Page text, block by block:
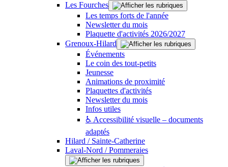
Les Fourches
Les temps forts de l'année
Newsletter du mois
Plaquette d'activités 2026/2027
Grenoux-Hilard
Événements
Le coin des tout-petits
Jeunesse
Animations de proximité
Plaquettes d'activités
Newsletter du mois
Infos utiles
♿ Accessibilité visuelle – documents
adaptés
Hilard / Sainte-Catherine
Laval-Nord / Pommeraies